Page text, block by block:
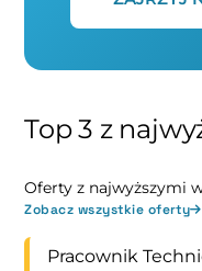
Top 3 z
Oferty z najwyższymi
Zobacz wszystkie oferty
Pracownik